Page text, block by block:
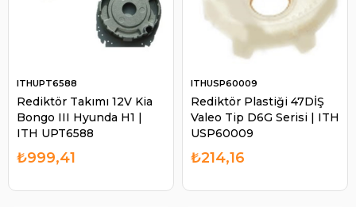
Rediktör Takımı 12V Kia
Bongo III Hyunda H1 |
ITH UPT6588
ITHUPT6588
₺999,41
Rediktör Plastiği 47DİŞ
Valeo Tip D6G Serisi | ITH
USP60009
ITHUSP60009
₺214,16